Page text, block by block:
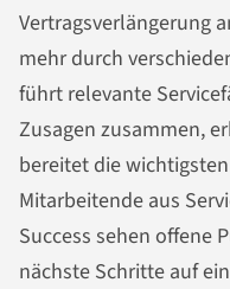
Vertragsverlängerung
mehr durch
führt relevante
Zusagen zusammen,
bereitet die
Mitarbeitende aus
Success sehen offene
nächste Schritte auf